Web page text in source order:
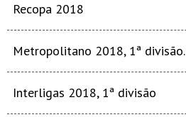
Recopa 2018
Metropolitano 2018, 1ª divisão.
Interligas 2018, 1ª divisão